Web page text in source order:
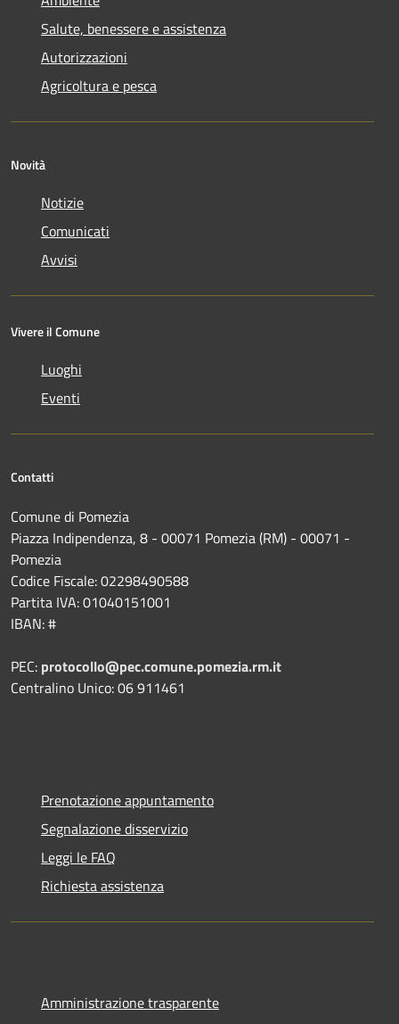
Salute, benessere e assistenza
Autorizzazioni
Agricoltura e pesca
Novità
Notizie
Comunicati
Avvisi
Vivere il Comune
Luoghi
Eventi
Contatti
Comune di Pomezia
Piazza Indipendenza, 8 - 00071 Pomezia (RM) - 00071 -
Pomezia
Codice Fiscale: 02298490588
Partita IVA: 01040151001
IBAN: #
PEC: protocollo@pec.comune.pomezia.rm.it
Centralino Unico: 06 911461
Prenotazione appuntamento
Segnalazione disservizio
Leggi le FAQ
Richiesta assistenza
Amministrazione trasparente